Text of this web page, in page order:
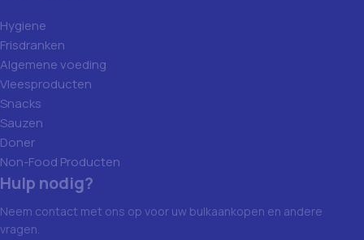
Hygiene
Frisdranken
Algemene voeding
Vleesproducten
Snacks
Sauzen
Doner
Non-Food Producten
Hulp nodig?
Neem contact met ons op voor uw bulkaankopen en andere
vragen.